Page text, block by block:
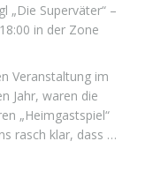
„Die Superväter“ –
in der Zone
Veranstaltung im
Jahr, waren die
„Heimgastspiel“
rasch klar, dass …